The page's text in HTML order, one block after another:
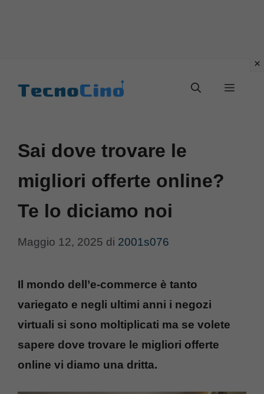
Menu
Sai dove trovare le
migliori offerte online?
Te lo diciamo noi
Maggio 12, 2025 di 2001s076
Il mondo dell’e-commerce è tanto
variegato e negli ultimi anni i negozi
virtuali si sono moltiplicati ma se volete
sapere dove trovare le migliori offerte
online vi diamo una dritta.